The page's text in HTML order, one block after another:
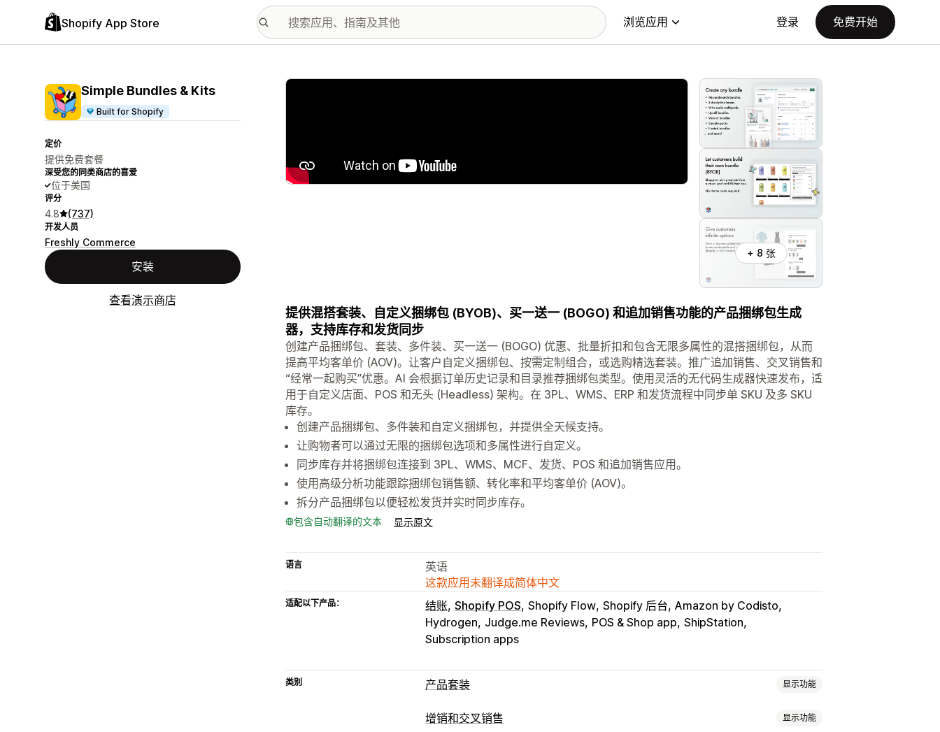
Shopify App Store 浏览应用 登录 免费开始
Simple Bundles & Kits
Built for Shopify
定价
提供免费套餐
深受您的同类商店的喜爱
位于美国
评分
4.8 (737)
开发人员
Freshly Commerce
安装
查看演示商店
配图图库
+ 8 张
提供混搭套装、自定义捆绑包 (BYOB)、买一送一 (BOGO) 和追加销售功能的产品捆绑包生成
器，支持库存和发货同步
创建产品捆绑包、套装、多件装、买一送一 (BOGO) 优惠、批量折扣和包含无限多属性的混搭捆绑包，从而
提高平均客单价 (AOV)。让客户自定义捆绑包、按需定制组合，或选购精选套装。推广追加销售、交叉销售和
“经常一起购买”优惠。AI 会根据订单历史记录和目录推荐捆绑包类型。使用灵活的无代码生成器快速发布，适
用于自定义店面、POS 和无头 (Headless) 架构。在 3PL、WMS、ERP 和发货流程中同步单 SKU 及多 SKU
库存。
创建产品捆绑包、多件装和自定义捆绑包，并提供全天候支持。
让购物者可以通过无限的捆绑包选项和多属性进行自定义。
同步库存并将捆绑包连接到 3PL、WMS、MCF、发货、POS 和追加销售应用。
使用高级分析功能跟踪捆绑包销售额、转化率和平均客单价 (AOV)。
拆分产品捆绑包以便轻松发货并实时同步库存。
包含自动翻译的文本 显示原文
语言
英语
这款应用未翻译成简体中文
适配以下产品： 结账 Shopify POS Shopify Flow Shopify 后台 Amazon by Codisto
Hydrogen Judge.me Reviews POS & Shop app ShipStation
Subscription apps
类别 产品套装 显示功能
套装类型
增销和交叉销售 显示功能